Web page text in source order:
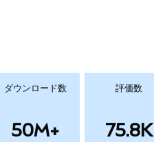
ダウンロード数
50M+
評価数
75.8K